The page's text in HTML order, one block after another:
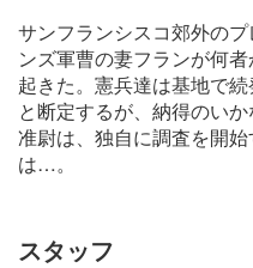
サンフランシスコ郊外の
ンズ軍曹の妻フランが何
起きた。憲兵達は基地で
と断定するが、納得のい
准尉は、独自に調査を開
は…。
スタッフ